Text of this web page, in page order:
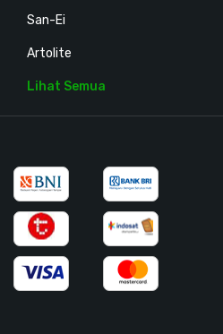
San-Ei
Artolite
Lihat Semua